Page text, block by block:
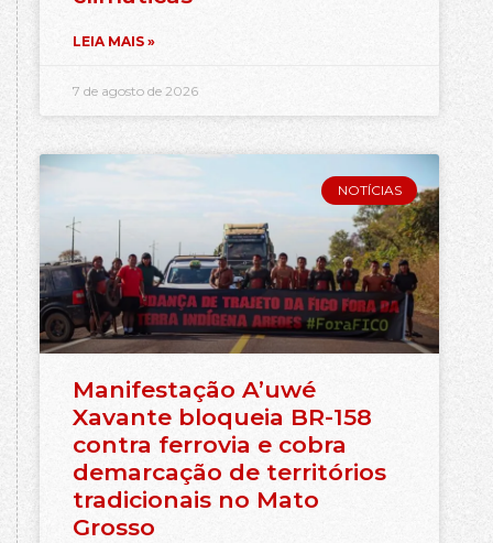
LEIA MAIS »
7 de agosto de 2026
NOTÍCIAS
Manifestação A’uwé
Xavante bloqueia BR-158
contra ferrovia e cobra
demarcação de territórios
tradicionais no Mato
Grosso